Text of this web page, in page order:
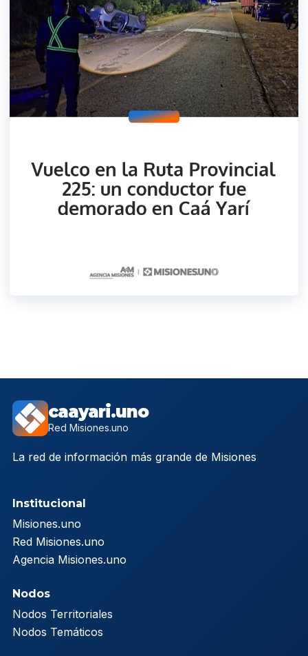
caayari.uno
Red Misiones.uno
La red de información más grande de Misiones
Institucional
Misiones.uno
Red Misiones.uno
Agencia Misiones.uno
Nodos
Nodos Territoriales
Nodos Temáticos